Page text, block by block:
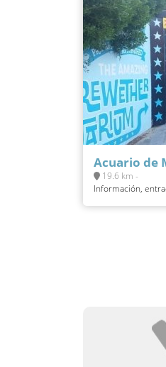
Acuario de
19.6 km -
Información,